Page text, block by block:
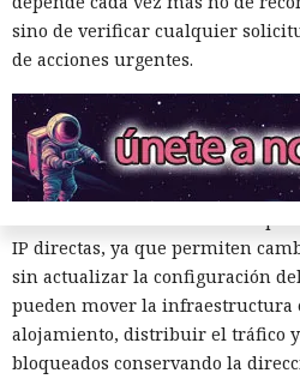
Así operaba también el cargador
directamente al servidor para
Un mecanismo similar lo usaban
del botnet Mozi. Descargaban
direcciones IP y se propagaban
IP directas, ya que permiten
sin actualizar la configuración
pueden mover la infraestructura
alojamiento, distribuir el tráfico
bloqueados conservando la
sino de verificar cualquier
de acciones urgentes.